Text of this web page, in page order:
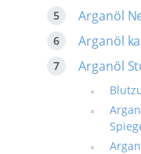
Arganöl
Arganöl
Arganöl